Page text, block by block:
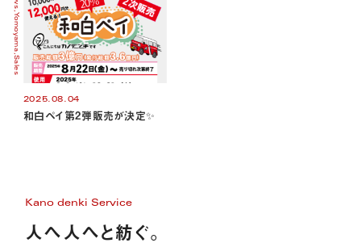
2025.08.04
Yomoyama
Sales
和白ペイ第2弾販売が決定✨
Kano denki Service
人へ人へと紡ぐ。